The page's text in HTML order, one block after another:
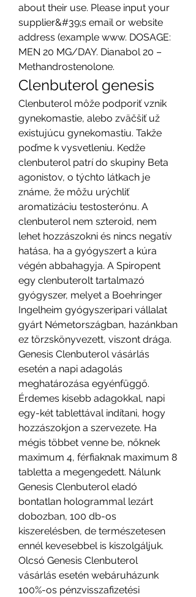
about their use. Please input your
supplier&#39;s email or website
address (example www. DOSAGE:
MEN 20 MG/DAY. Dianabol 20 –
Methandrostenolone.
Clenbuterol genesis
Clenbuterol môže podporiť vznik
gynekomastie, alebo zväčšiť už
existujúcu gynekomastiu. Takže
poďme k vysvetleniu. Kedže
clenbuterol patrí do skupiny Beta
agonistov, o týchto látkach je
známe, že môžu urýchliť
aromatizáciu testosterónu. A
clenbuterol nem szteroid, nem
lehet hozzászokni és nincs negatív
hatása, ha a gyógyszert a kúra
végén abbahagyja. A Spiropent
egy clenbuterolt tartalmazó
gyógyszer, melyet a Boehringer
Ingelheim gyógyszeripari vállalat
gyárt Németországban, hazánkban
ez törzskönyvezett, viszont drága.
Genesis Clenbuterol vásárlás
esetén a napi adagolás
meghatározása egyénfüggő.
Érdemes kisebb adagokkal, napi
egy-két tablettával indítani, hogy
hozzászokjon a szervezete. Ha
mégis többet venne be, nőknek
maximum 4, férfiaknak maximum 8
tabletta a megengedett. Nálunk
Genesis Clenbuterol eladó
bontatlan hologrammal lezárt
dobozban, 100 db-os
kiszerelésben, de természetesen
ennél kevesebbel is kiszolgáljuk.
Olcsó Genesis Clenbuterol
vásárlás esetén webáruházunk
100%-os pénzvisszafizetési